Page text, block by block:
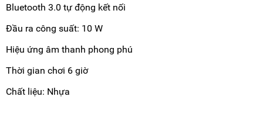
Bluetooth 3.0 tự động kết nối
Đầu ra công suất: 10 W
Hiệu ứng âm thanh phong phú
Thời gian chơi 6 giờ
Chất liệu: Nhựa